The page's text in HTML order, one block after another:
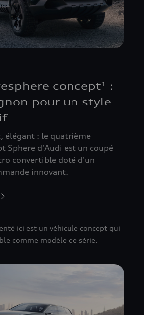
concept¹ :
pour un style
élégant : le quatrième
Sphere d'Audi est un coupé
convertible doté d'un
innovant.
ici est un véhicule concept qui
comme modèle de série.